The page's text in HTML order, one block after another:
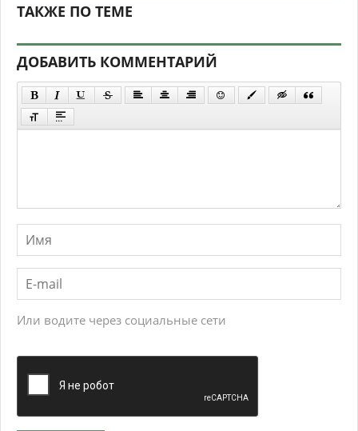
ТАКЖЕ ПО ТЕМЕ
ДОБАВИТЬ КОММЕНТАРИЙ
Или водите через социальные сети